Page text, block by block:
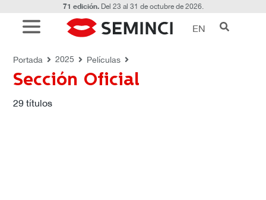
71 edición.Del 23 al 31 de octubre de 2026.
EN
Portada 2025 Películas
Sección Oficial
29 títulos